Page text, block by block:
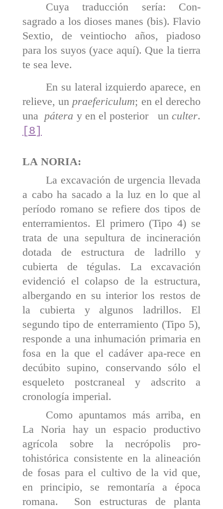
Cuya traducción sería: Con­
sagrado a los dioses manes (bis). Flavio
Sextio, de vein­tiocho años, piadoso
para los suyos (yace aquí). Que la tierra
te sea leve.
En su lateral izquierdo aparece, en
relieve, un praefericulum; en el derecho
una pátera y en el posterior unculter.
[8]
LA NORIA:
La excavación de urgencia llevada
a cabo ha sacado a la luz en lo que al
período romano se refiere dos tipos de
enterramientos. El primero (Tipo 4) se
trata de una sepultura de incineración
dotada de estructura de ladrillo y
cubierta de tégulas. La excavación
evidenció el colapso de la estructura,
albergando en su interior los restos de
la cubierta y algunos ladrillos. El
segundo tipo de enterramiento (Tipo 5),
responde a una inhumación primaria en
fosa en la que el cadáver apa-rece en
decúbito supino, conservando sólo el
esqueleto postcraneal y ads­crito a
cronología imperial.
Como apuntamos más arriba, en
La Noria hay un espacio productivo
agrícola sobre la necrópolis pro­
tohistórica consistente en la alineación
de fosas para el cul­tivo de la vid que,
en principio, se remontaría a época
romana. Son estructuras de planta